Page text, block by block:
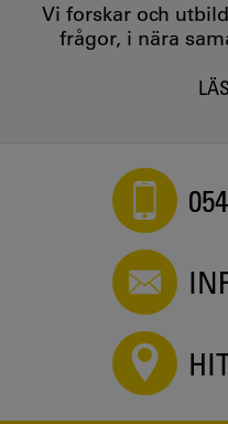
Vi forskar och
frågor, i nära